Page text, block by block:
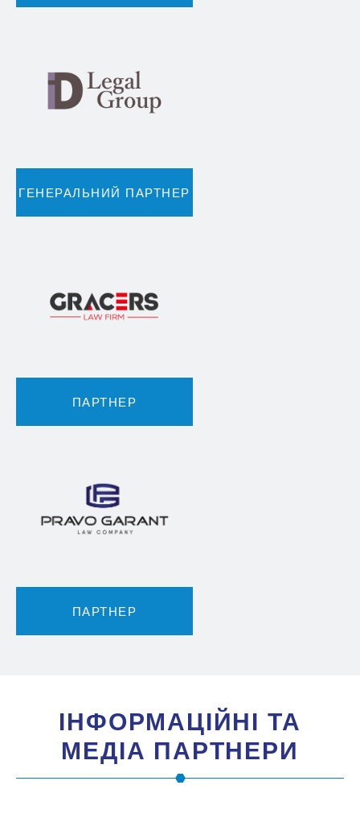
ГЕНЕРАЛЬНИЙ ПАРТНЕР
ПАРТНЕР
ПАРТНЕР
IНФОРМАЦIЙНI ТА
МЕДIА ПАРТНЕРИ